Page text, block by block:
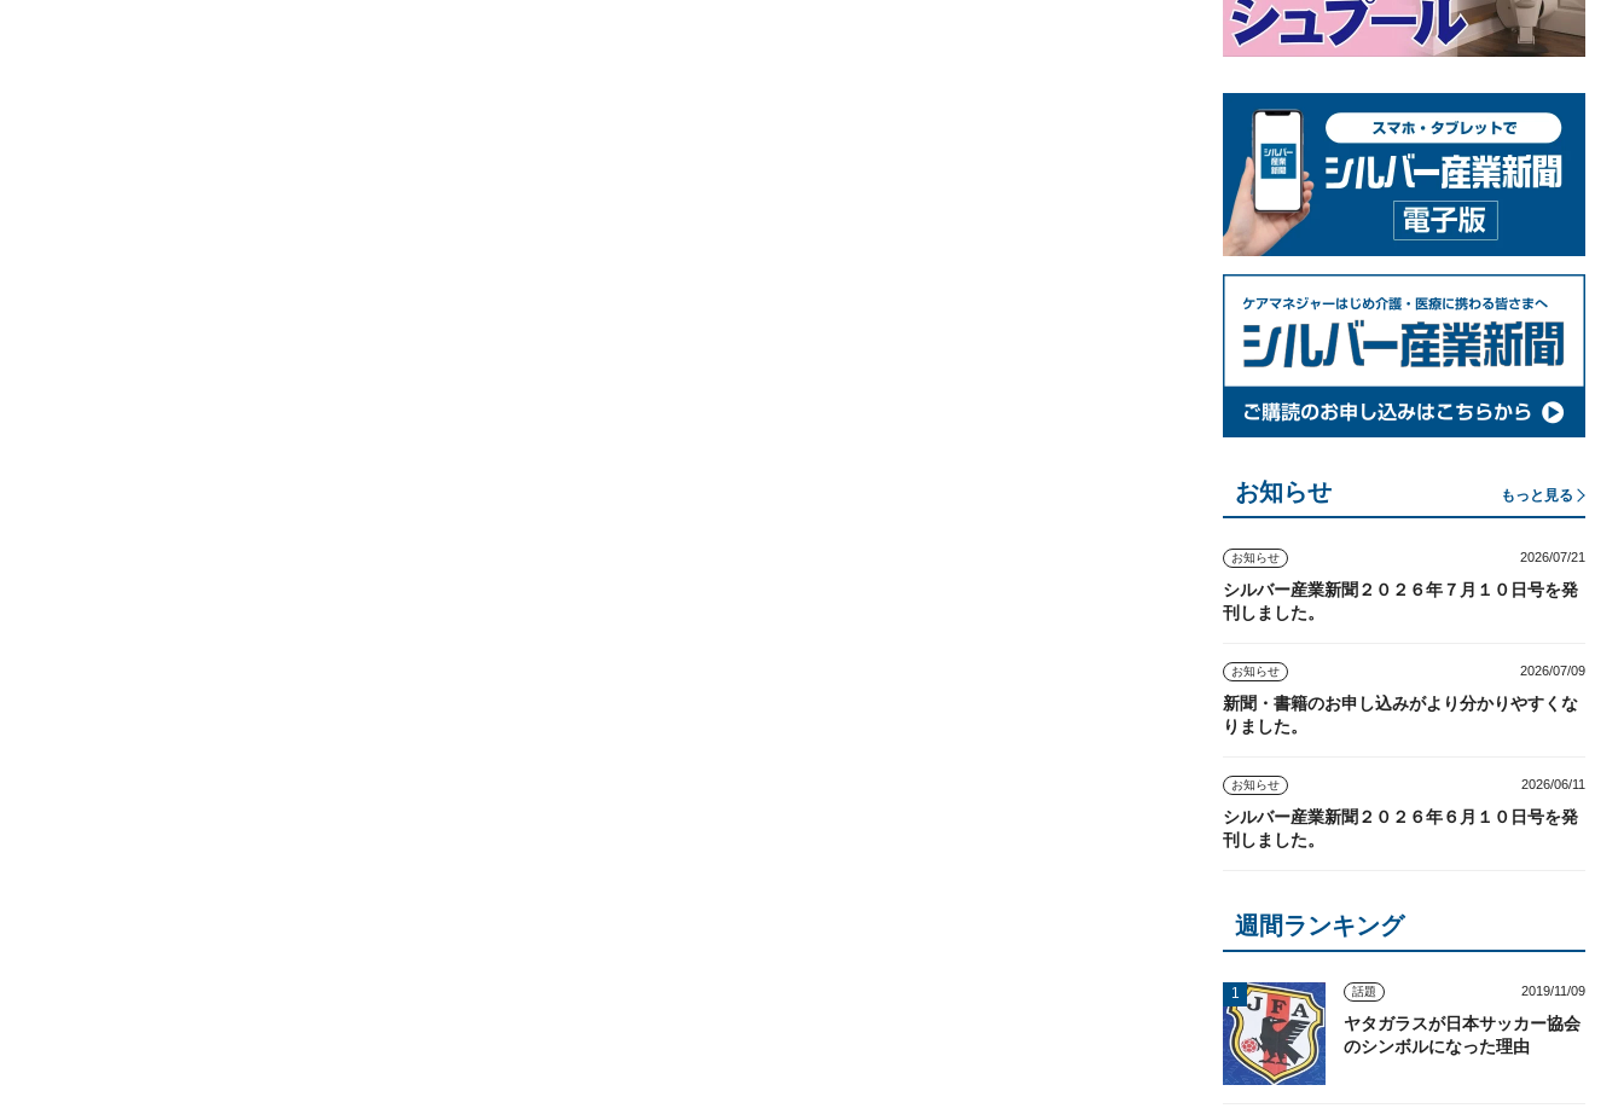
お知らせ もっと見る
お知らせ 2026/07/21
シルバー産業新聞２０２６年７月１０日号を発
刊しました。
お知らせ 2026/07/09
新聞・書籍のお申し込みがより分かりやすくな
りました。
お知らせ 2026/06/11
シルバー産業新聞２０２６年６月１０日号を発
刊しました。
週間ランキング
話題 2019/11/09
ヤタガラスが日本サッカー協会
のシンボルになった理由